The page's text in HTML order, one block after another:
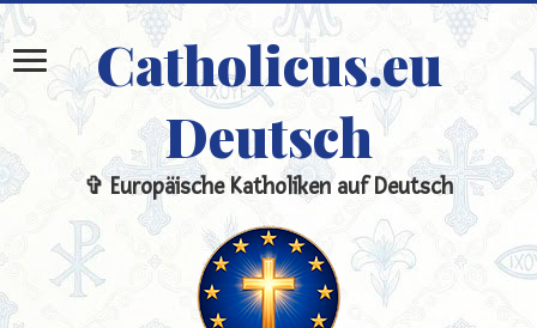
Catholicus.eu
Deutsch
✞ Europäische Katholiken auf Deutsch